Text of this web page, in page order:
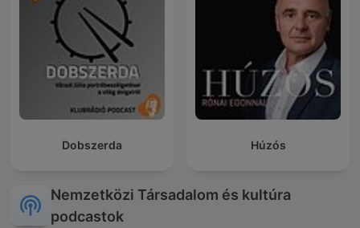
Dobszerda Húzós
Nemzetközi Társadalom és kultúra
podcastok